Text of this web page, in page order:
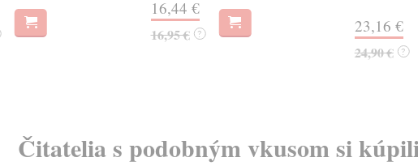
16,44 €
16,95 € ? 23,16 €
24,90 € ?
Čitatelia s podobným vkusom si